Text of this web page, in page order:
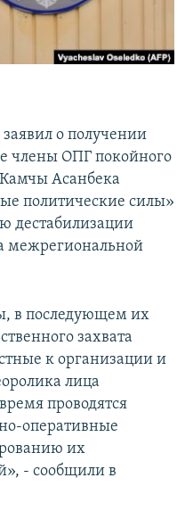
о получении
члены ОПГ покойного
Асанбека
политические силы»
дестабилизации
межрегиональной
в последующем их
захвата
к организации и
лица
проводятся
оперативные
их
- сообщили в